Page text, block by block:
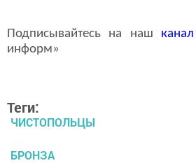
Подписывайтесь на наш канал
информ»
Теги:
ЧИСТОПОЛЬЦЫ
БРОНЗА